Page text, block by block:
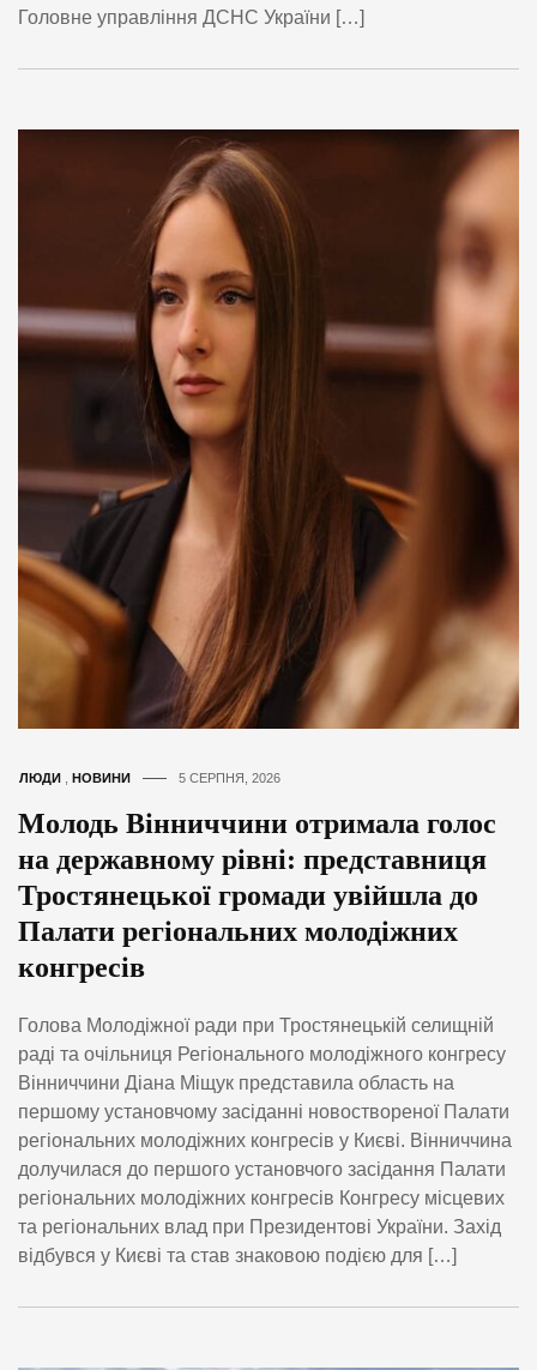
Головне управління ДСНС України […]
ЛЮДИ НОВИНИ 5 СЕРПНЯ, 2026
Молодь Вінниччини отримала голос
на державному рівні: представниця
Тростянецької громади увійшла до
Палати регіональних молодіжних
конгресів
Голова Молодіжної ради при Тростянецькій селищній
раді та очільниця Регіонального молодіжного конгресу
Вінниччини Діана Міщук представила область на
першому установчому засіданні новоствореної Палати
регіональних молодіжних конгресів у Києві. Вінниччина
долучилася до першого установчого засідання Палати
регіональних молодіжних конгресів Конгресу місцевих
та регіональних влад при Президентові України. Захід
відбувся у Києві та став знаковою подією для […]